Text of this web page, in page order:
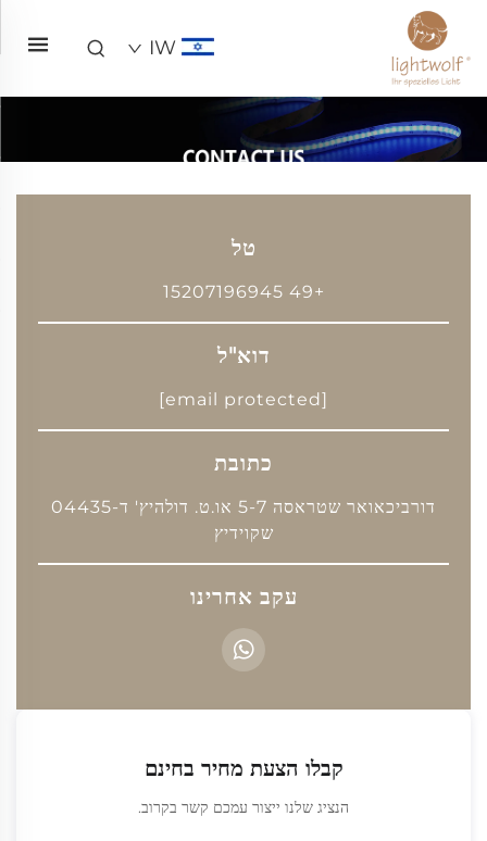
IW
טל
+49 15207196945
דוא"ל
[email protected]
כתובת
דורביכאואר שטראסה 5-7 או.ט. דולהיץ' ד-04435
שקוידיץ
עקב אחרינו
קבלו הצעת מחיר בחינם
הנציג שלנו ייצור עמכם קשר בקרוב.